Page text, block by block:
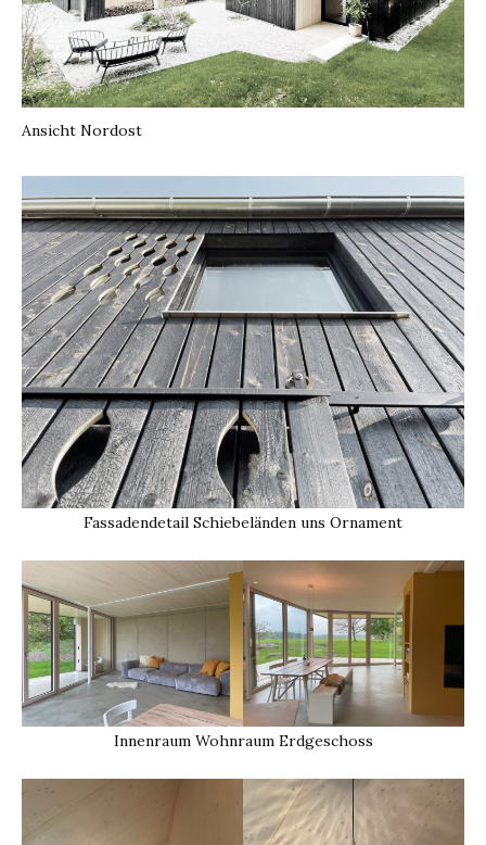
Ansicht Nordost
Fassadendetail Schiebeländen uns Ornament
Innenraum Wohnraum Erdgeschoss